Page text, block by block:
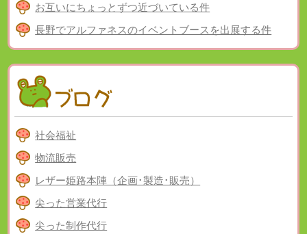
お互いにちょっとずつ近づいている件
長野でアルファネスのイベントブースを出展する件
社会福祉
物流販売
レザー姫路本陣（企画･製造･販売）
尖った営業代行
尖った制作代行